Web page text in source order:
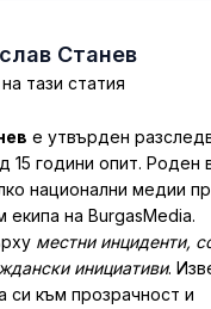
Станев
тази статия
е утвърден
15 години опит. Роден
национални медии
екипа на BurgasMedia.
местни инциденти,
инициативи.
си към прозрачност и